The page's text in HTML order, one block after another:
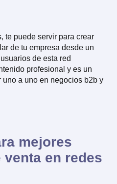
te puede servir para crear
de tu empresa desde un
de esta red
profesional y es un
uno a uno en negocios b2b y
mejores
en redes